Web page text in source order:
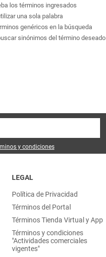
los términos ingresados
una sola palabra
genéricos en la búsqueda
sinónimos del término deseado
y condiciones
LEGAL
Política de Privacidad
Términos del Portal
Términos Tienda Virtual y App
Términos y condiciones
"Actividades comerciales
vigentes"